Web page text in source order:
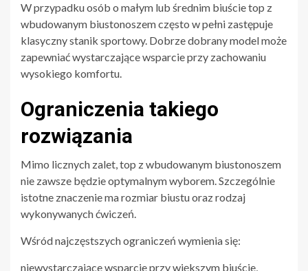
W przypadku osób o małym lub średnim biuście top z
wbudowanym biustonoszem często w pełni zastępuje
klasyczny stanik sportowy. Dobrze dobrany model może
zapewniać wystarczające wsparcie przy zachowaniu
wysokiego komfortu.
Ograniczenia takiego
rozwiązania
Mimo licznych zalet, top z wbudowanym biustonoszem
nie zawsze będzie optymalnym wyborem. Szczególnie
istotne znaczenie ma rozmiar biustu oraz rodzaj
wykonywanych ćwiczeń.
Wśród najczęstszych ograniczeń wymienia się:
niewystarczające wsparcie przy większym biuście,